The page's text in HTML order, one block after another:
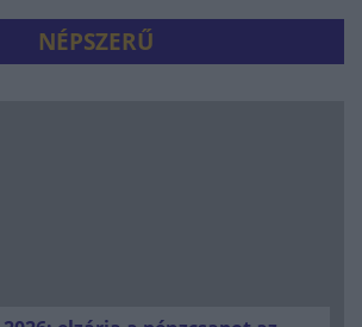
NÉPSZERŰ